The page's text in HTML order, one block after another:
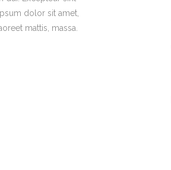
dolor sit amet,
mattis, massa.